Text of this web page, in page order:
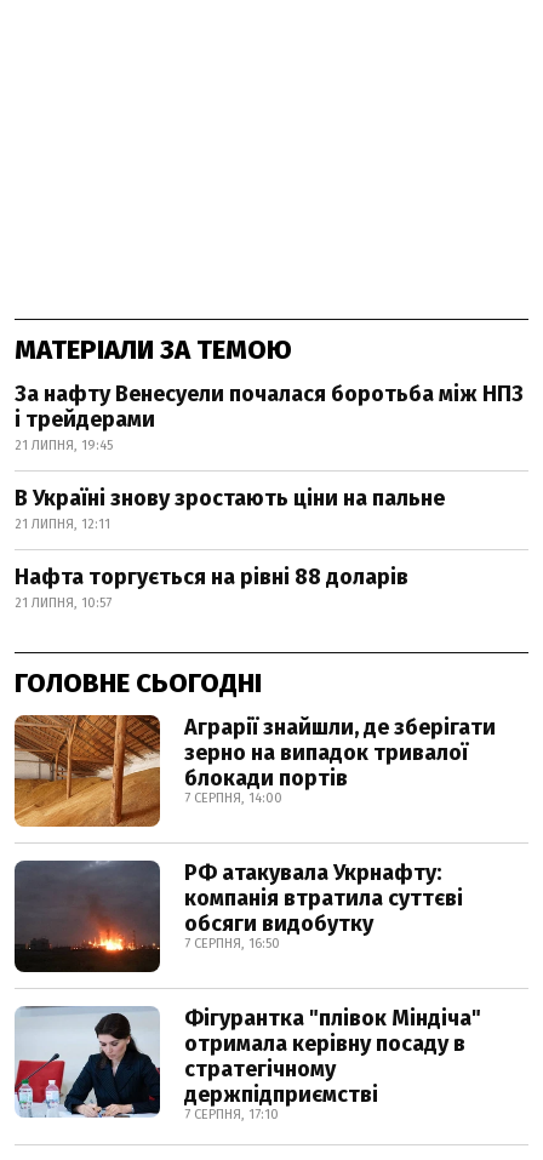
МАТЕРІАЛИ ЗА ТЕМОЮ
За нафту Венесуели почалася боротьба між НПЗ
і трейдерами
21 ЛИПНЯ, 19:45
В Україні знову зростають ціни на пальне
21 ЛИПНЯ, 12:11
Нафта торгується на рівні 88 доларів
21 ЛИПНЯ, 10:57
ГОЛОВНЕ СЬОГОДНІ
Аграрії знайшли, де зберігати
зерно на випадок тривалої
блокади портів
7 СЕРПНЯ, 14:00
РФ атакувала Укрнафту:
компанія втратила суттєві
обсяги видобутку
7 СЕРПНЯ, 16:50
Фігурантка "плівок Міндіча"
отримала керівну посаду в
стратегічному
держпідприємстві
7 СЕРПНЯ, 17:10